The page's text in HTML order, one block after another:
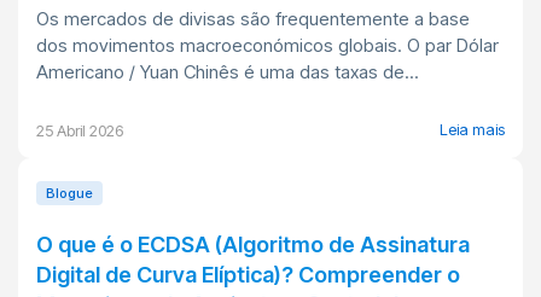
Os mercados de divisas são frequentemente a base
dos movimentos macroeconómicos globais. O par Dólar
Americano / Yuan Chinês é uma das taxas de...
25 Abril 2026 Leia mais
Blogue
O que é o ECDSA (Algoritmo de Assinatura
Digital de Curva Elíptica)? Compreender o